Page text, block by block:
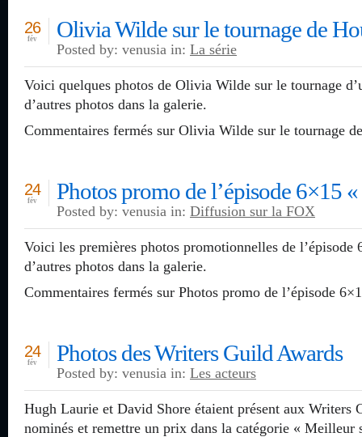
Olivia Wilde sur le tournage de
26
fév
Posted by: venusia in: La série
Voici quelques photos de Olivia Wilde sur le tournage
d’autres photos dans la galerie.
Commentaires fermés sur Olivia Wilde sur le tournage
Photos promo de l’épisode 6×15
24
fév
Posted by: venusia in: Diffusion sur la FOX
Voici les premières photos promotionnelles de
d’autres photos dans la galerie.
Commentaires fermés sur Photos promo de l’épisode
Photos des Writers Guild Awards
24
fév
Posted by: venusia in: Les acteurs
Hugh Laurie et David Shore étaient présent aux Writers
nominés et remettre un prix dans la catégorie « Meilleur